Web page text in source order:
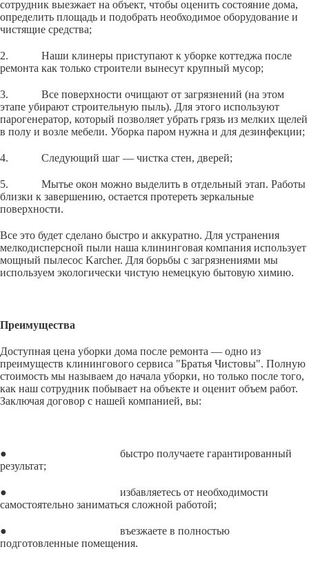
сотрудник выезжает на объект, чтобы оценить состояние дома,
определить площадь и подобрать необходимое оборудование и
чистящие средства;
2. Наши клинеры приступают к уборке коттеджа после
ремонта как только строители вынесут крупный мусор;
3. Все поверхности очищают от загрязнений (на этом
этапе убирают строительную пыль). Для этого используют
парогенератор, который позволяет убрать грязь из мелких щелей
в полу и возле мебели. Уборка паром нужна и для дезинфекции;
4. Следующий шаг — чистка стен, дверей;
5. Мытье окон можно выделить в отдельный этап. Работы
близки к завершению, остается протереть зеркальные
поверхности.
Все это будет сделано быстро и аккуратно. Для устранения
мелкодисперсной пыли наша клининговая компания использует
мощный пылесос Karcher. Для борьбы с загрязнениями мы
используем экологически чистую немецкую бытовую химию.
Преимущества
Доступная цена уборки дома после ремонта — одно из
преимуществ клинингового сервиса "Братья Чистовы". Полную
стоимость мы называем до начала уборки, но только после того,
как наш сотрудник побывает на объекте и оценит объем работ.
Заключая договор с нашей компанией, вы:
● быстро получаете гарантированный
результат;
● избавляетесь от необходимости
самостоятельно заниматься сложной работой;
● въезжаете в полностью
подготовленные помещения.